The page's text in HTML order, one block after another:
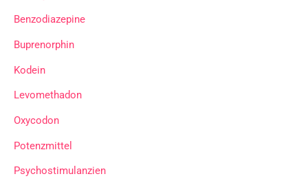
Benzodiazepine
Buprenorphin
Kodein
Levomethadon
Oxycodon
Potenzmittel
Psychostimulanzien